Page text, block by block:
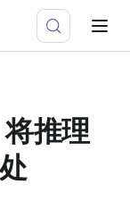
推理